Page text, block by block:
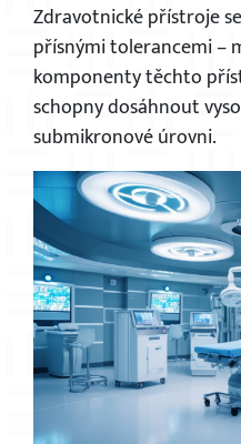
Zdravotnické přístroje
přísnými tolerancemi –
komponenty těchto
schopny dosáhnout
submikronové úrovni.